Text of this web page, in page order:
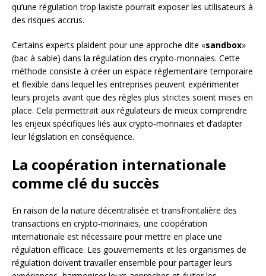
qu’une régulation trop laxiste pourrait exposer les utilisateurs à
des risques accrus.
Certains experts plaident pour une approche dite «sandbox»
(bac à sable) dans la régulation des crypto-monnaies. Cette
méthode consiste à créer un espace réglementaire temporaire
et flexible dans lequel les entreprises peuvent expérimenter
leurs projets avant que des règles plus strictes soient mises en
place. Cela permettrait aux régulateurs de mieux comprendre
les enjeux spécifiques liés aux crypto-monnaies et d’adapter
leur législation en conséquence.
La coopération internationale
comme clé du succès
En raison de la nature décentralisée et transfrontalière des
transactions en crypto-monnaies, une coopération
internationale est nécessaire pour mettre en place une
régulation efficace. Les gouvernements et les organismes de
régulation doivent travailler ensemble pour partager leurs